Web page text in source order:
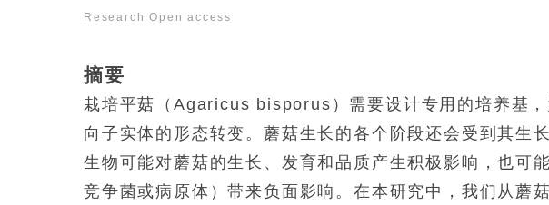
Research Open access
摘要
栽培平菇（ Agaricus bisporus ）需要设计专用的培养基
向子实体的形态转变。蘑菇生长的各个阶段还会受到其生
生物可能对蘑菇的生长、发育和品质产生积极影响，也可
竞争菌或病原体）带来负面影响。在本研究中，我们从蘑